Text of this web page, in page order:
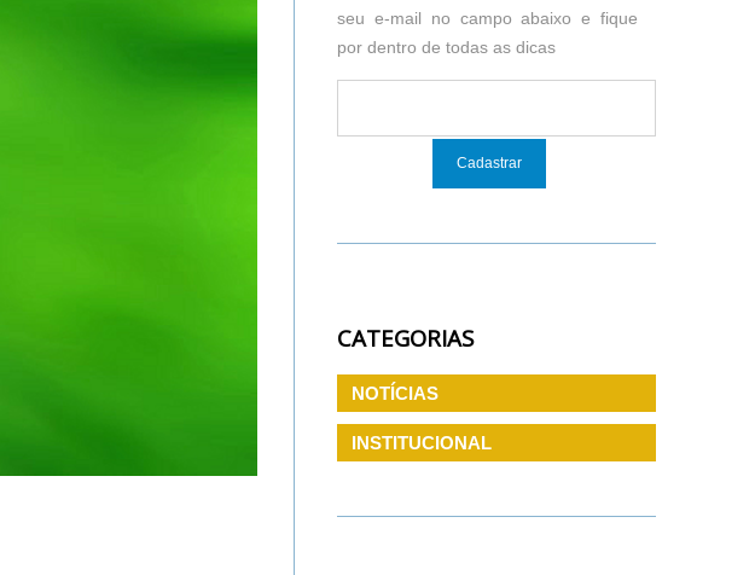
seu e-mail no campo abaixo e fique
por dentro de todas as dicas
CATEGORIAS
NOTÍCIAS
INSTITUCIONAL